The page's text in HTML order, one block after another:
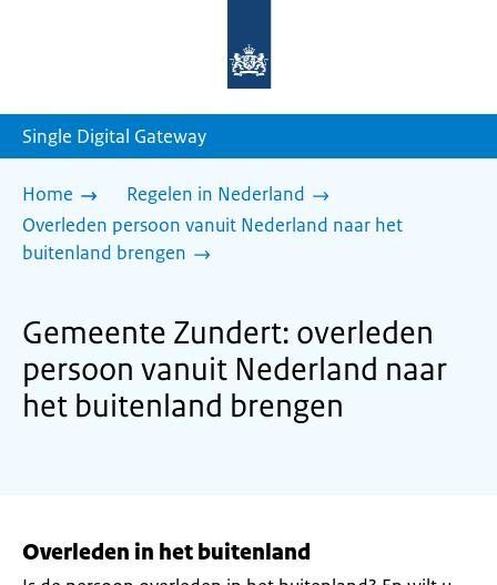
homepage
Single Digital Gateway
Home
Regelen in Nederland
Overleden persoon vanuit Nederland naar het
buitenland brengen
Gemeente Zundert: overleden
persoon vanuit Nederland naar
het buitenland brengen
Overleden in het buitenland